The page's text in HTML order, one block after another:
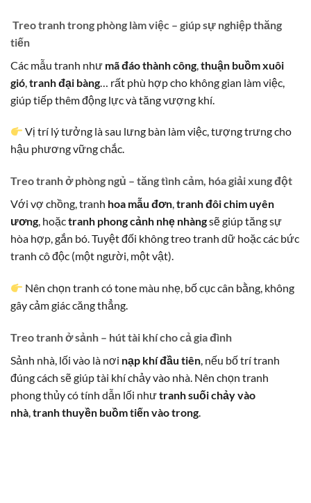
Treo tranh trong phòng làm việc – giúp sự nghiệp thăng
tiến
Các mẫu tranh như mã đáo thành công thuận buồm xuôi
gió tranh đại bàng … rất phù hợp cho không gian làm việc,
giúp tiếp thêm động lực và tăng vượng khí.
Vị trí lý tưởng là sau lưng bàn làm việc, tượng trưng cho
hậu phương vững chắc.
Treo tranh ở phòng ngủ – tăng tình cảm, hóa giải xung đột
Với vợ chồng, tranh hoa mẫu đơn,tranh đôi chim uyên
ương, hoặctranh phong cảnh nhẹ nhàngsẽ giúp tăng sự
hòa hợp, gắn bó. Tuyệt đối không treo tranh dữ hoặc các bức
tranh cô độc (một người, một vật).
Nên chọn tranh có tone màu nhẹ, bố cục cân bằng, không
gây cảm giác căng thẳng.
Treo tranh ở sảnh – hút tài khí cho cả gia đình
Sảnh nhà, lối vào là nơi nạp khí đầu tiên , nếu bố trí tranh
đúng cách sẽ giúp tài khí chảy vào nhà. Nên chọn tranh
phong thủy có tính dẫn lối nhưtranh suối chảy vào
nhà tranh thuyền buồm tiến vào trong